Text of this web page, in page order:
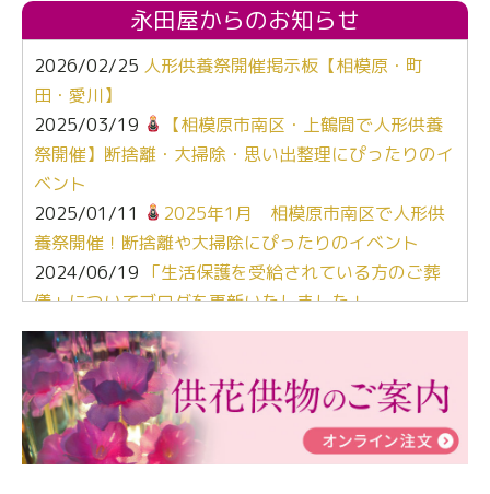
永田屋からのお知らせ
2026/02/25 人形供養祭開催掲示板【相模原・町
田・愛川】
2025/03/19
【相模原市南区・上鶴間で人形供養
祭開催】断捨離・大掃除・思い出整理にぴったりのイ
ベント
2025/01/11
2025年1月 相模原市南区で人形供
養祭開催！断捨離や大掃除にぴったりのイベント
2024/06/19 「生活保護を受給されている方のご葬
儀」についてブログを更新いたしました！
2024/03/06【終活なるほど教室】「マンガで学
ぶ！はじめてのお葬式」小さな家族葬ハウス®町田成
瀬 ご参加ありがとうございました！
2024/01/19令和6年能登半島地震災害の寄付のご報
告